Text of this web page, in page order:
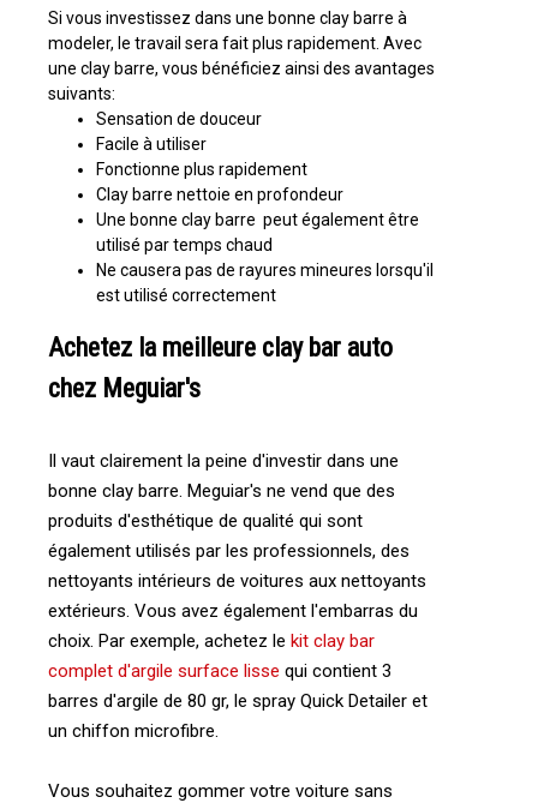
Si vous investissez dans une bonne clay barre à
modeler, le travail sera fait plus rapidement. Avec
une clay barre, vous bénéficiez ainsi des avantages
suivants:
Sensation de douceur
Facile à utiliser
Fonctionne plus rapidement
Clay barre nettoie en profondeur
Une bonne clay barre peut également être
utilisé par temps chaud
Ne causera pas de rayures mineures lorsqu'il
est utilisé correctement
Achetez la meilleure clay bar auto
chez Meguiar's
Il vaut clairement la peine d'investir dans une
bonne clay barre. Meguiar's ne vend que des
produits d'esthétique de qualité qui sont
également utilisés par les professionnels, des
nettoyants intérieurs de voitures aux nettoyants
extérieurs. Vous avez également l'embarras du
choix. Par exemple, achetez le kit clay bar
complet d'argile surface lisse qui contient 3
barres d'argile de 80 gr, le spray Quick Detailer et
un chiffon microfibre.
Vous souhaitez gommer votre voiture sans